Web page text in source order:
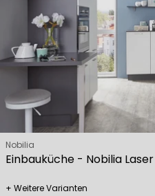
Einbauküche - Nobilia
Verkäufer:
Nobilia
+ Weitere Varianten